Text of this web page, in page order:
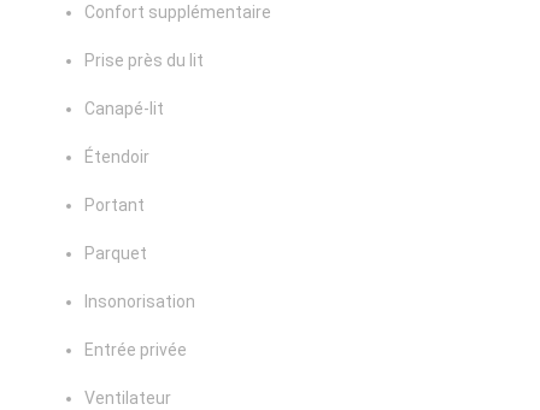
Confort supplémentaire
Prise près du lit
Canapé-lit
Étendoir
Portant
Parquet
Insonorisation
Entrée privée
Ventilateur